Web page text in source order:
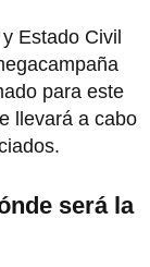
Estado Civil
para este
llevará a cabo
será la